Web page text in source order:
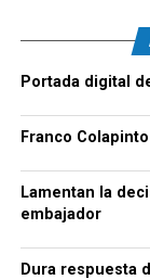
Portada digital
Franco
Lamentan la
embajador
Dura respuesta